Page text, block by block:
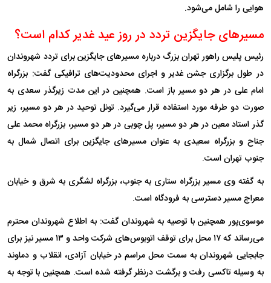
هوایی را شامل می‌شود.
مسیر‌های جایگزین تردد در روز عید غدیر کدام است؟
رئیس پلیس راهور تهران بزرگ درباره مسیر‌های جایگزین برای تردد شهروندان
در طول برگزاری جشن غدیر و اجرای محدودیت‌های ترافیکی گفت: بزرگراه
امام علی در هر دو مسیر باز است. همچنین در این مدت زیرگذر سعدی به
صورت دو طرفه مورد استفاده قرار می‌گیرد. تونل توحید در هر دو مسیر، زیر
گذر استاد معین در هر دو مسیر، پل چوبی در هر دو مسیر، بزرگراه محمد علی
جناح و بزرگراه سعیدی به عنوان مسیر‌های جایگزین برای اتصال شمال به
جنوب تهران است.
به گفته وی مسیر بزرگراه ستاری به جنوب، بزرگراه لشگری به شرق و خیابان
معراج مسیر دسترسی به فرودگاه است.
موسوی‌پور همچنین با توصیه به شهروندان گفت: به اطلاع شهروندان محترم
می‌رساند که ۱۷ محل برای توقف اتوبوس‌های شرکت واحد و ۱۳ مسیر نیز برای
جابجایی شهروندان به سمت محل مراسم در خیابان آزادی، انقلاب و دماوند
به وسیله تاکسی رفت و برگشت درنظر گرفته شده است. همچنین با توجه به